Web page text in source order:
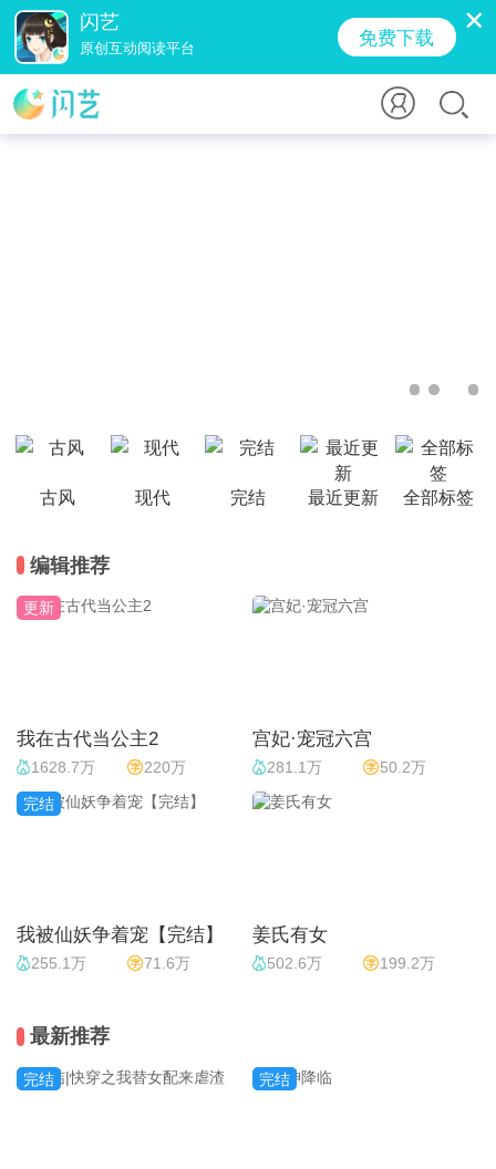
闪艺
原创互动阅读平台 免费下载
古风 现代 完结 最近更新 全部标签
编辑推荐
更新
我在古代当公主2
1628.7万 220万
宫妃·宠冠六宫
281.1万 50.2万
完结
我被仙妖争着宠【完结】
255.1万 71.6万
姜氏有女
502.6万 199.2万
最新推荐
完结 完结